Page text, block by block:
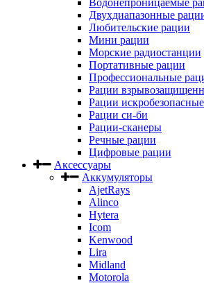
Водонепроницаемые
Двухдиапазонные
Любительские рации
Мини рации
Морские радиостанции
Портативные рации
Профессиональные
Рации
Рации искробезопасные
Рации си-би
Рации-сканеры
Речные рации
Цифровые рации
Аксессуары
Аккумуляторы
AjetRays
Alinco
Hytera
Icom
Kenwood
Lira
Midland
Motorola